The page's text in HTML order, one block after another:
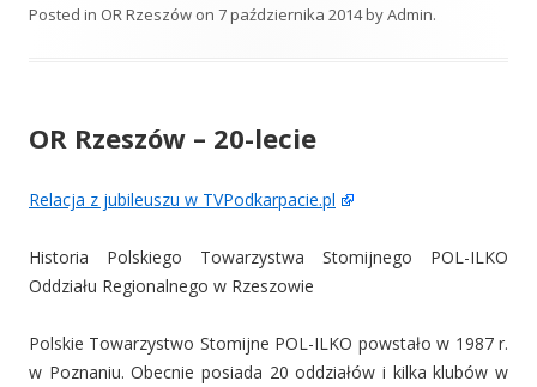
Posted in OR Rzeszów on 7 października 2014byAdmin.
OR Rzeszów – 20-lecie
Relacja z jubileuszu w TVPodkarpacie.pl
Historia Polskiego Towarzystwa Stomijnego POL-ILKO
Oddziału Regionalnego w Rzeszowie
Polskie Towarzystwo Stomijne POL-ILKO powstało w 1987 r.
w Poznaniu. Obecnie posiada 20 oddziałów i kilka klubów w